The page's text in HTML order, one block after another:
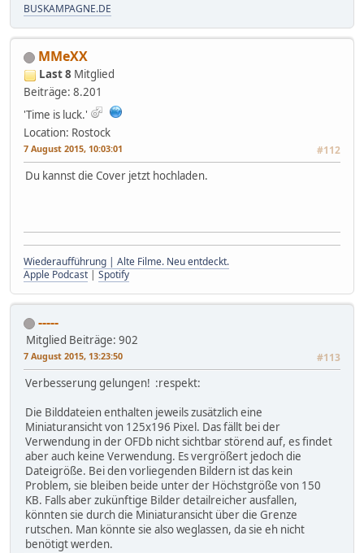
BUSKAMPAGNE.DE
MMeXX
Last 8 Mitglied
Beiträge: 8.201
'Time is luck.'
Location: Rostock
7 August 2015, 10:03:01 #112
Du kannst die Cover jetzt hochladen.
Wiederaufführung | Alte Filme. Neu entdeckt.
Apple Podcast | Spotify
-----
Mitglied Beiträge: 902
7 August 2015, 13:23:50 #113
Verbesserung gelungen! :respekt:
Die Bilddateien enthalten jeweils zusätzlich eine
Miniaturansicht von 125x196 Pixel. Das fällt bei der
Verwendung in der OFDb nicht sichtbar störend auf, es findet
aber auch keine Verwendung. Es vergrößert jedoch die
Dateigröße. Bei den vorliegenden Bildern ist das kein
Problem, sie bleiben beide unter der Höchstgröße von 150
KB. Falls aber zukünftige Bilder detailreicher ausfallen,
könnten sie durch die Miniaturansicht über die Grenze
rutschen. Man könnte sie also weglassen, da sie eh nicht
benötigt werden.